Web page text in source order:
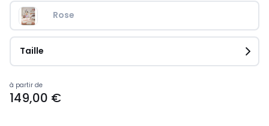
Rose
Taille
Prix
à
à partir de
149,00 €